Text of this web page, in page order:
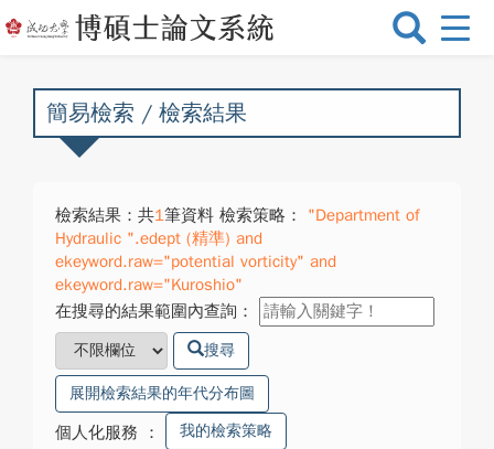
選
換
簡易檢索 / 檢索結果
檢索結果：共1筆資料 檢索策略：
"Department of
Hydraulic ".edept (精準) and
ekeyword.raw="potential vorticity" and
ekeyword.raw="Kuroshio"
在搜尋的結果範圍內查詢：
搜尋
展開檢索結果的年代分布圖
個人化服務 ： 我的檢索策略